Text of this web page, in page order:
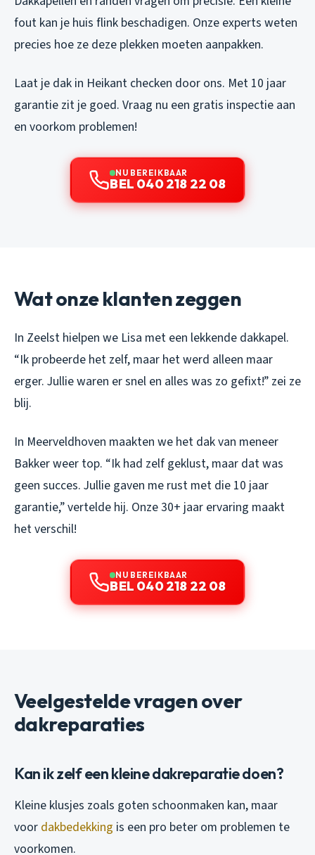
fout kan je huis flink beschadigen. Onze experts weten
precies hoe ze deze plekken moeten aanpakken.
Laat je dak in Heikant checken door ons. Met 10 jaar
garantie zit je goed. Vraag nu een gratis inspectie aan
en voorkom problemen!
NU BEREIKBAAR
BEL 040 218 22 08
Wat onze klanten zeggen
In Zeelst hielpen we Lisa met een lekkende dakkapel.
“Ik probeerde het zelf, maar het werd alleen maar
erger. Jullie waren er snel en alles was zo gefixt!” zei ze
blij.
In Meerveldhoven maakten we het dak van meneer
Bakker weer top. “Ik had zelf geklust, maar dat was
geen succes. Jullie gaven me rust met die 10 jaar
garantie,” vertelde hij. Onze 30+ jaar ervaring maakt
het verschil!
NU BEREIKBAAR
BEL 040 218 22 08
Veelgestelde vragen over
dakreparaties
Kan ik zelf een kleine dakreparatie doen?
Kleine klusjes zoals goten schoonmaken kan, maar
voor dakbedekking is een pro beter om problemen te
voorkomen.